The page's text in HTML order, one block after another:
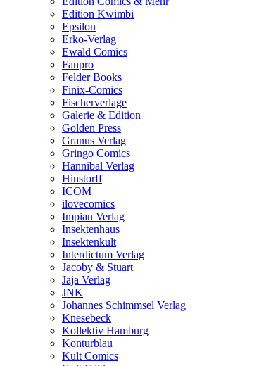
Edition Kwimbi
Epsilon
Erko-Verlag
Ewald Comics
Fanpro
Felder Books
Finix-Comics
Fischerverlage
Galerie & Edition
Golden Press
Granus Verlag
Gringo Comics
Hannibal Verlag
Hinstorff
ICOM
ilovecomics
Impian Verlag
Insektenhaus
Insektenkult
Interdictum Verlag
Jacoby & Stuart
Jaja Verlag
JNK
Johannes Schimmsel Verlag
Knesebeck
Kollektiv Hamburg
Konturblau
Kult Comics